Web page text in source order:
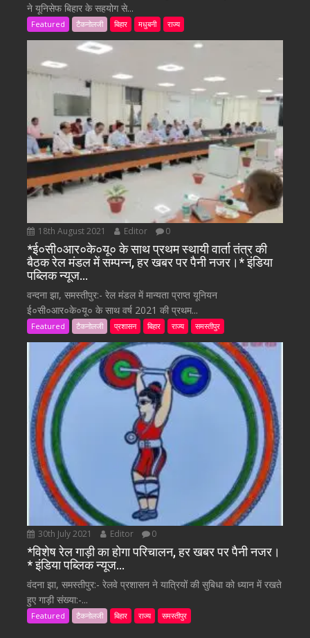
ने यूनिसेफ बिहार के सहयोग से...
Featured टैकनोलजी बिहार मधुबनी राज्य
18th August 2021 Editor 0
*ई०सी०आर०के०यू० के साथ प्रथम स्थायी वार्ता तंत्र की
बैठक रेल मंडल में सम्पन्न, हर खबर पर पैनी नजर।* इंडिया
पब्लिक न्यूज…
वन्दना झा, समस्तीपुर:- रेल मंडल में मान्यता प्राप्त यूनियन
ई०सी०आर०के०यू० के साथ वर्ष 2021 की प्रथम...
Featured टैकनोलजी प्रशासन बिहार राज्य समस्तीपुर
30th July 2021 Editor 0
*विशेष रेल गाड़ी का होगा परिचालन, हर खबर पर पैनी नजर।
* इंडिया पब्लिक न्यूज…
वंदना झा, समस्तीपुर:- रेलवे प्रशासन ने यात्रियों की सुबिधा को ध्यान में रखते
हुए गाड़ी संख्या:-...
Featured टैकनोलजी बिहार राज्य समस्तीपुर